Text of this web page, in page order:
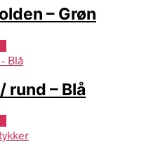
– Grøn
– Blå